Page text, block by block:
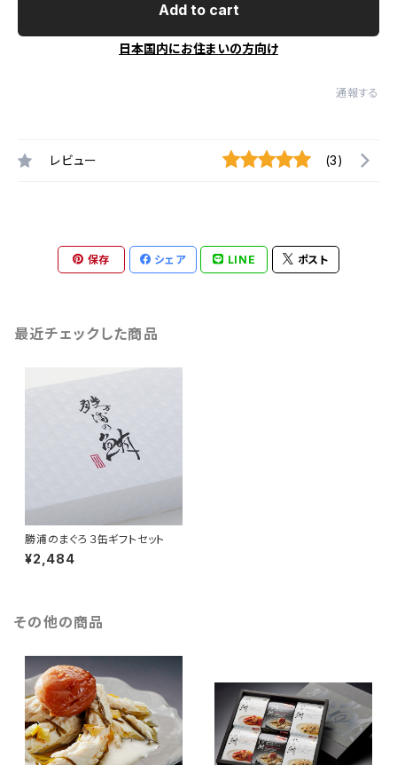
Add to cart
日本国内にお住まいの方向け
通報する
レビュー (3)
保存 シェア LINE ポスト
最近チェックした商品
勝浦のまぐろ３缶ギフトセット
¥2,484
その他の商品